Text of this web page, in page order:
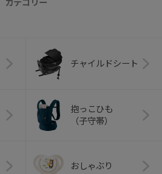
チャイルドシート
抱っこひも
（子守帯）
おしゃぶり